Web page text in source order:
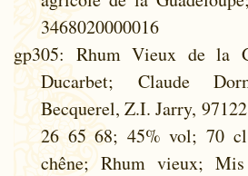
3468020000016
gp305: Rhum Vieux de la
Ducarbet; Claude
Becquerel, Z.I. Jarry,
26 65 68; 45% vol; 70
chêne; Rhum vieux;